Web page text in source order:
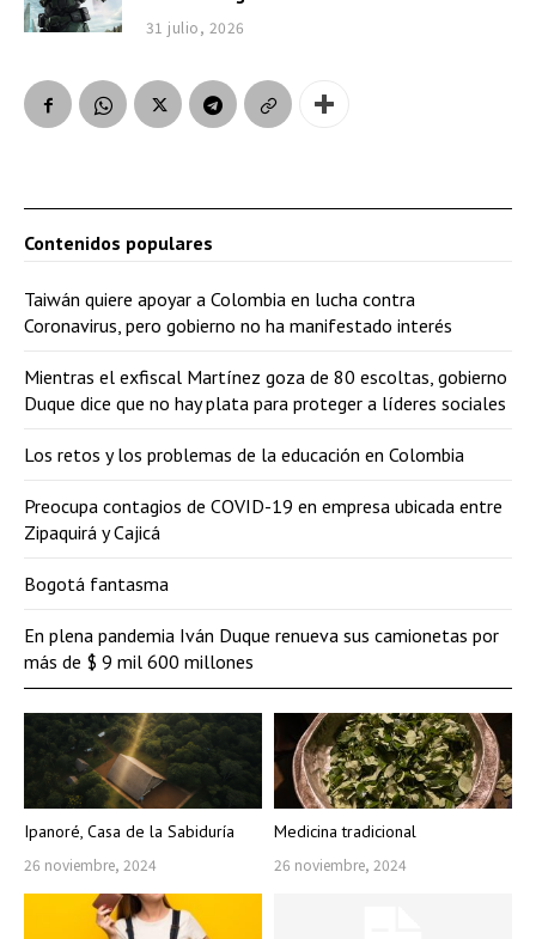
31 julio, 2026
Ipanoré, Casa de la Sabiduría
26 noviembre, 2024
Medicina tradicional
26 noviembre, 2024
Contenidos populares
Taiwán quiere apoyar a Colombia en lucha contra
Coronavirus, pero gobierno no ha manifestado interés
Mientras el exfiscal Martínez goza de 80 escoltas, gobierno
Duque dice que no hay plata para proteger a líderes sociales
Los retos y los problemas de la educación en Colombia
Preocupa contagios de COVID-19 en empresa ubicada entre
Zipaquirá y Cajicá
Bogotá fantasma
En plena pandemia Iván Duque renueva sus camionetas por
más de $ 9 mil 600 millones